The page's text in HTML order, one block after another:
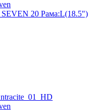
20 Рама:L(18.5")